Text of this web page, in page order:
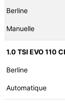
Berline
Manuelle
1.0 TSI EVO 110
Berline
Automatique